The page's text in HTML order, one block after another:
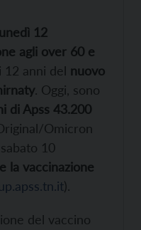
12
agli over 60 e
12 anni del nuovo
. Oggi, sono
di Apss 43.200
Omicron
10
la vaccinazione
).
del vaccino